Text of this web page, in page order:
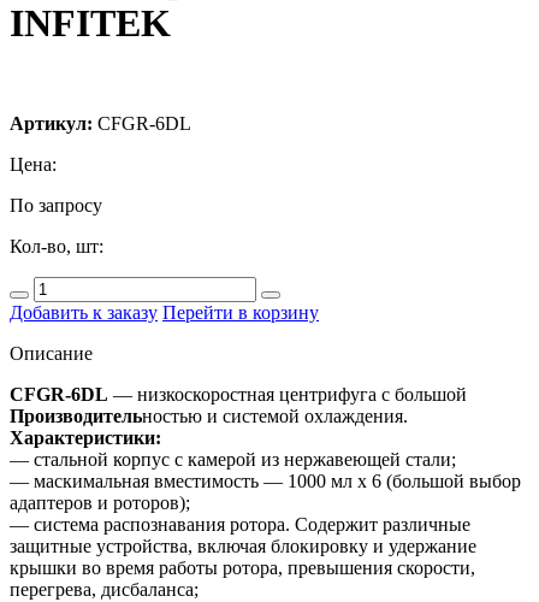
INFITEK
Артикул: CFGR-6DL
Цена:
По запросу
Кол-во, шт:
Добавить к заказу Перейти в корзину
Описание
CFGR-6DL — низкоскоростная центрифуга с большой
Производительностью и системой охлаждения.
Характеристики:
— стальной корпус с камерой из нержавеющей стали;
— маскимальная вместимость — 1000 мл х 6 (большой выбор
адаптеров и роторов);
— система распознавания ротора. Содержит различные
защитные устройства, включая блокировку и удержание
крышки во время работы ротора, превышения скорости,
перегрева, дисбаланса;